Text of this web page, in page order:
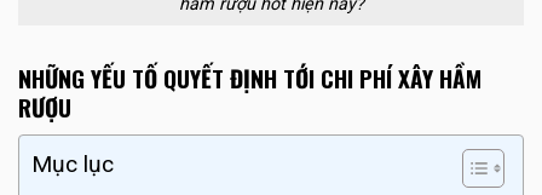
hầm rượu hot hiện nay?
NHỮNG YẾU TỐ QUYẾT ĐỊNH TỚI CHI PHÍ XÂY HẦM
RƯỢU
Mục lục